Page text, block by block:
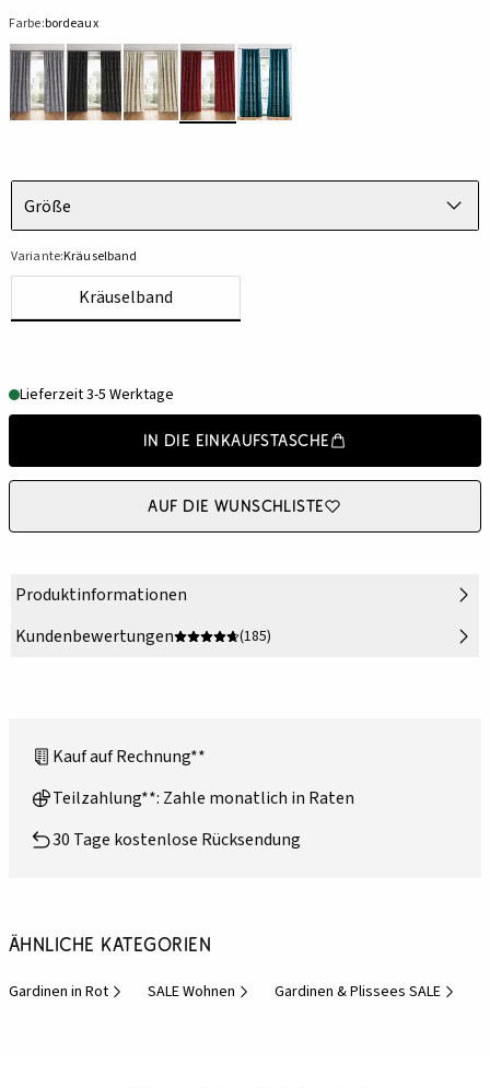
Farbe:bordeaux
Größe
Variante:Kräuselband
Kräuselband
Lieferzeit 3-5 Werktage
In die Einkaufstasche
Auf die Wunschliste
Produktinformationen
Kundenbewertungen
(185)
Kauf auf Rechnung**
Teilzahlung**: Zahle monatlich in Raten
30 Tage kostenlose Rücksendung
Ähnliche Kategorien
Gardinen in Rot SALE Wohnen Gardinen & Plissees SALE